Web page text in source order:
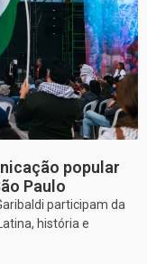
popular
Paulo
participam da
história e